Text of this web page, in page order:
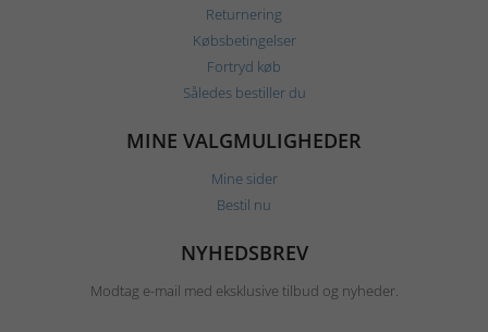
Returnering
Købsbetingelser
Fortryd køb
Således bestiller du
MINE VALGMULIGHEDER
Mine sider
Bestil nu
NYHEDSBREV
Modtag e-mail med eksklusive tilbud og nyheder.